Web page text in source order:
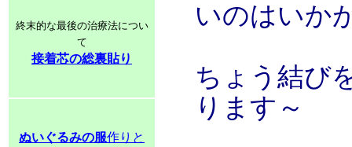
終末的な最後の治療法につい
て
接着芯の総裏貼り
ぬいぐるみの服作りと
いのはいか
ちょう結び
ります～